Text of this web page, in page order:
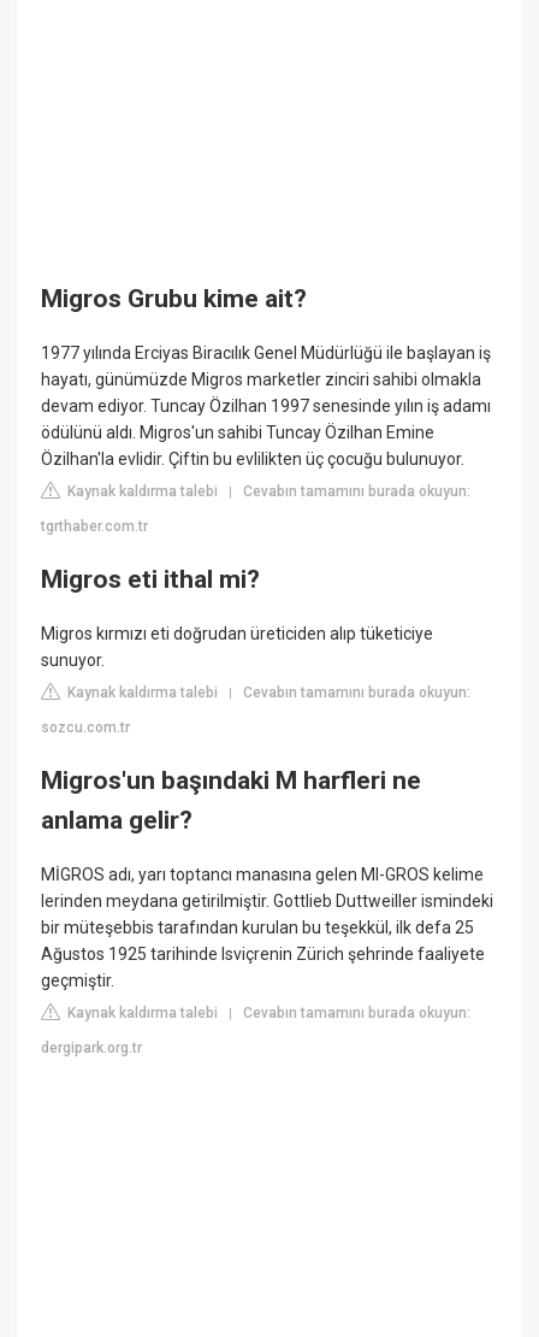
Migros Grubu kime ait?
1977 yılında Erciyas Biracılık Genel Müdürlüğü ile başlayan iş
hayatı, günümüzde Migros marketler zinciri sahibi olmakla
devam ediyor. Tuncay Özilhan 1997 senesinde yılın iş adamı
ödülünü aldı. Migros'un sahibi Tuncay Özilhan Emine
Özilhan'la evlidir. Çiftin bu evlilikten üç çocuğu bulunuyor.
Kaynak kaldırma talebi |Cevabın tamamını burada okuyun:
tgrthaber.com.tr
Migros eti ithal mi?
Migros kırmızı eti doğrudan üreticiden alıp tüketiciye
sunuyor.
Kaynak kaldırma talebi |Cevabın tamamını burada okuyun:
sozcu.com.tr
Migros'un başındaki M harfleri ne
anlama gelir?
MİGROS adı, yarı toptancı manasına gelen Ml-GROS kelime
lerinden meydana getirilmiştir. Gottlieb Duttweiller ismindeki
bir müteşebbis tarafından kurulan bu teşekkül, ilk defa 25
Ağustos 1925 tarihinde Isviçrenin Zürich şehrinde faaliyete
geçmiştir.
Kaynak kaldırma talebi |Cevabın tamamını burada okuyun:
dergipark.org.tr